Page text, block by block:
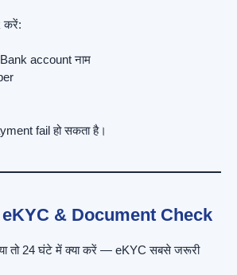
करें:
account नाम
fail हो सकता है।
& Document Check
तो 24 घंटे में क्या करें — eKYC सबसे जरूरी